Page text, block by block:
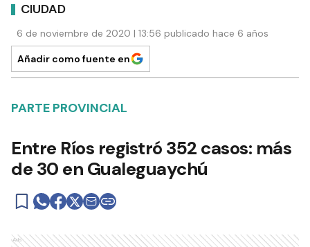
CIUDAD
6 de noviembre de 2020 | 13:56 publicado hace 6 años
Añadir como fuente en
PARTE PROVINCIAL
Entre Ríos registró 352 casos: más
de 30 en Gualeguaychú
Ads